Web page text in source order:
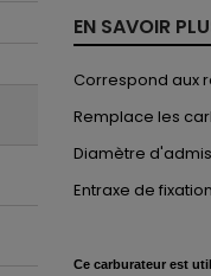
EN SAVOIR
Correspond aux
Remplace les
Diamètre
Entraxe de
Ce carburateur est